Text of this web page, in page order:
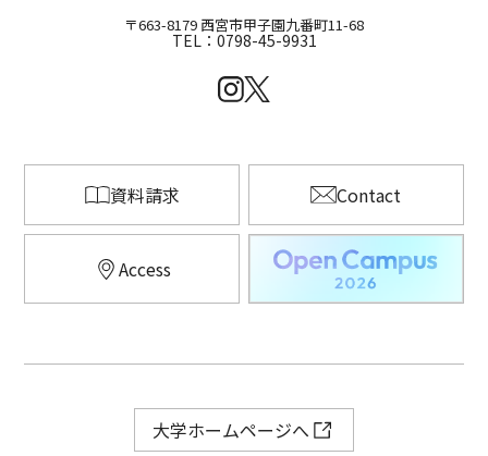
〒663-8179 西宮市甲子園九番町11-68
TEL：0798-45-9931
資料請求 Contact
Access
大学ホームページへ